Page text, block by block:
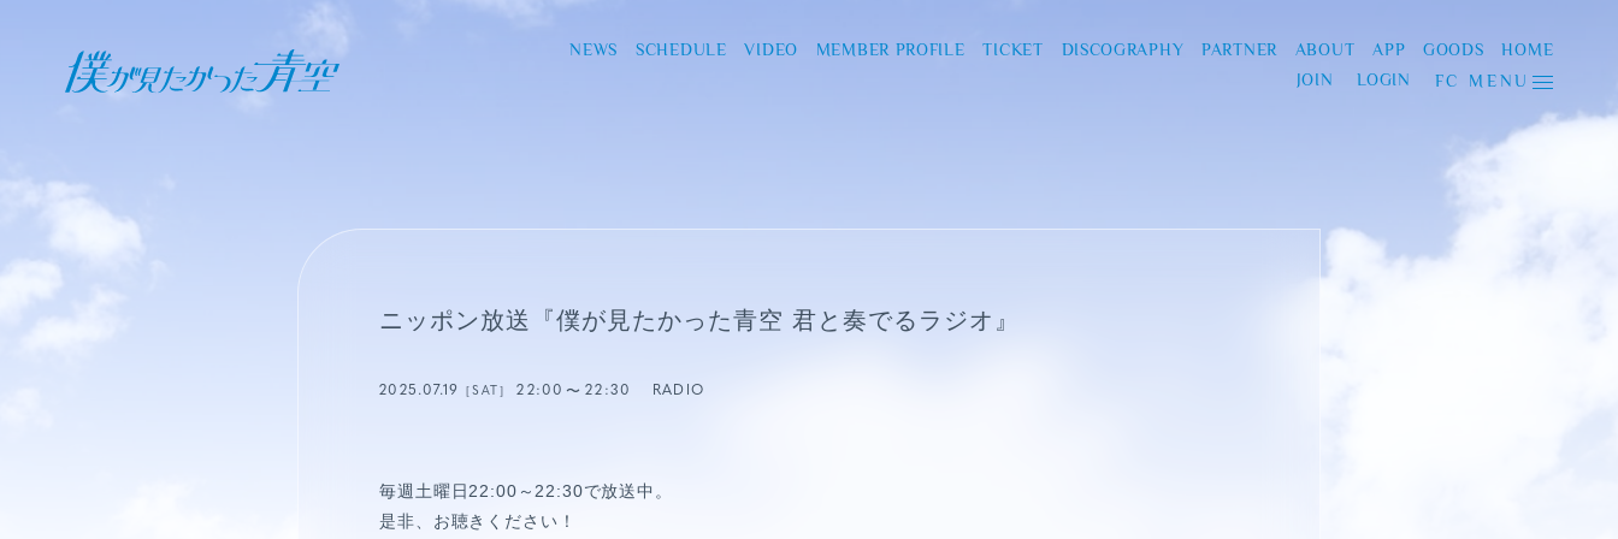
NEWS SCHEDULE VIDEO MEMBER PROFILE TICKET DISCOGRAPHY PARTNER ABOUT APP GOODS
HOME
JOIN
LOGIN FC MENU
日記 ニッポン放送『僕が見たかった青空 君と奏でるラジオ』
2025.07.19 ［SAT］22:00 22:30 RADIO
毎週土曜日22:00～22:30で放送中。
是非、お聴きください！